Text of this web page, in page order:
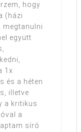
hogy
(házi
megtanulni
együtt
1x
és a héten
illetve
a kritikus
a
síró